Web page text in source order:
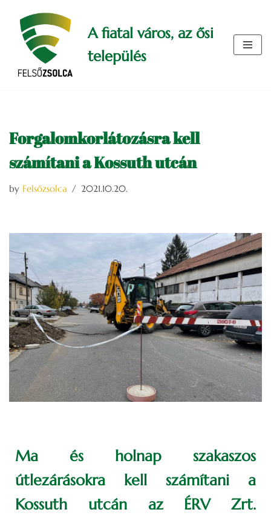
Skip
content
A fiatal város, az ősi
település
Forgalomkorlátozásra kell
számítani a Kossuth utcán
by Felsőzsolca 2021.10.20.
Ma és holnap szakaszos
útlezárásokra kell számítani a
Kossuth utcán az ÉRV Zrt.